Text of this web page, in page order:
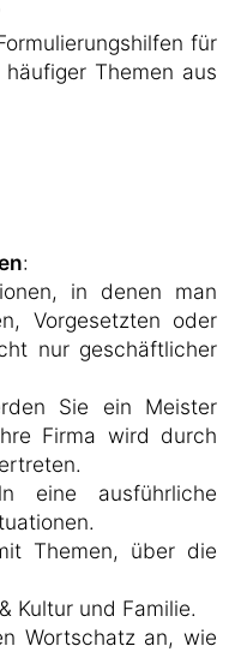
für
Themen aus
:
in denen man
Vorgesetzten oder
nur geschäftlicher
Sie ein Meister
Firma wird durch
eine ausführliche
Themen, über die
Kultur und Familie.
Wortschatz an, wie